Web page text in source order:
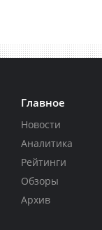
Главное
Новости
Аналитика
Рейтинги
Обзоры
Архив